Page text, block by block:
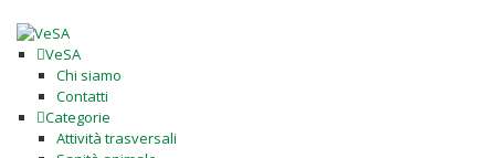
VeSA
Chi siamo
Contatti
Categorie
Attività trasversali